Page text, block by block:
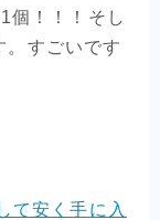
個！！！そし
。すごいです
て安く手に入